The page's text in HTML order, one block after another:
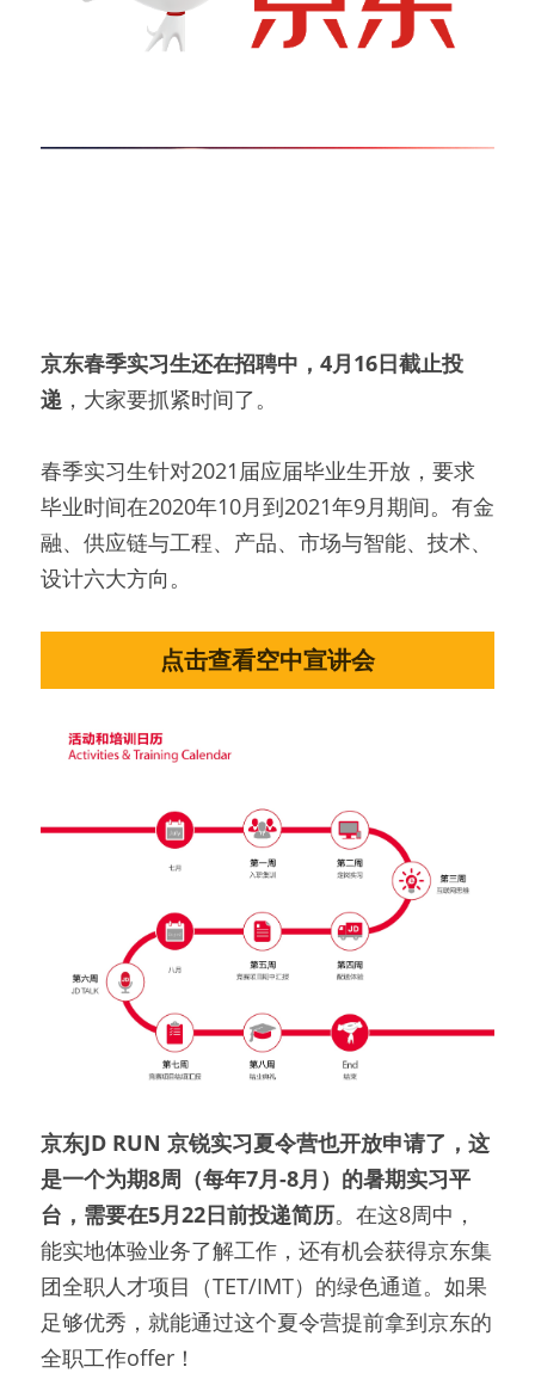
京东春季实习生还在招聘中，4月16日截止投
递 ，大家要抓紧时间了。
春季实习生针对2021届应届毕业生开放，要求
毕业时间在2020年10月到2021年9月期间。有金
融、供应链与工程、产品、市场与智能、技术、
设计六大方向。
点击查看空中宣讲会
京东JD RUN 京锐实习夏令营也开放申请了，这
是一个为期8周（每年7月-8月）的暑期实习平
台，需要在5月22日前投递简历。在这8周中，
能实地体验业务了解工作，还有机会获得京东集
团全职人才项目（TET/IMT）的绿色通道。如果
足够优秀，就能通过这个夏令营提前拿到京东的
全职工作offer！